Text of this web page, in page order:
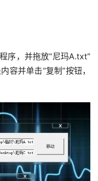
序，并拖放“尼玛A.txt”
容并单击“复制”按钮，